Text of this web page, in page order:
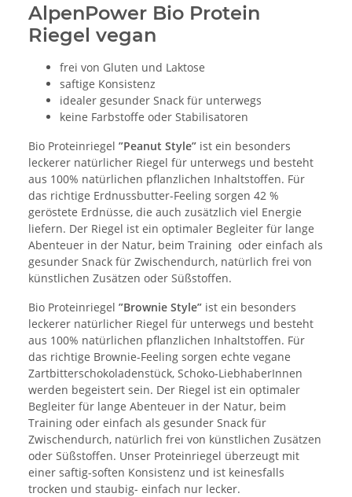
AlpenPower Bio Protein
Riegel vegan
frei von Gluten und Laktose
saftige Konsistenz
idealer gesunder Snack für unterwegs
keine Farbstoffe oder Stabilisatoren
Bio Proteinriegel ”Peanut Style” ist ein besonders
leckerer natürlicher Riegel für unterwegs und besteht
aus 100% natürlichen pflanzlichen Inhaltstoffen. Für
das richtige Erdnussbutter-Feeling sorgen 42 %
geröstete Erdnüsse, die auch zusätzlich viel Energie
liefern. Der Riegel ist ein optimaler Begleiter für lange
Abenteuer in der Natur, beim Training oder einfach als
gesunder Snack für Zwischendurch, natürlich frei von
künstlichen Zusätzen oder Süßstoffen.
Bio Proteinriegel ”Brownie Style” ist ein besonders
leckerer natürlicher Riegel für unterwegs und besteht
aus 100% natürlichen pflanzlichen Inhaltstoffen. Für
das richtige Brownie-Feeling sorgen echte vegane
Zartbitterschokoladenstück, Schoko-LiebhaberInnen
werden begeistert sein. Der Riegel ist ein optimaler
Begleiter für lange Abenteuer in der Natur, beim
Training oder einfach als gesunder Snack für
Zwischendurch, natürlich frei von künstlichen Zusätzen
oder Süßstoffen. Unser Proteinriegel überzeugt mit
einer saftig-soften Konsistenz und ist keinesfalls
trocken und staubig- einfach nur lecker.